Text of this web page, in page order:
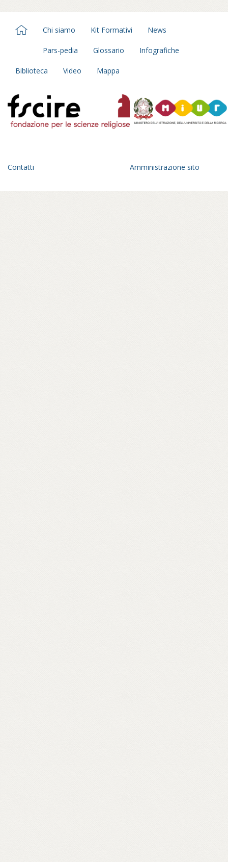
Chi siamo Kit Formativi News
Pars-pedia Glossario Infografiche
Biblioteca Video Mappa
Contatti Amministrazione sito